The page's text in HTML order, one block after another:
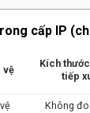
cấp IP
vệ
Kích
tiếp
Không